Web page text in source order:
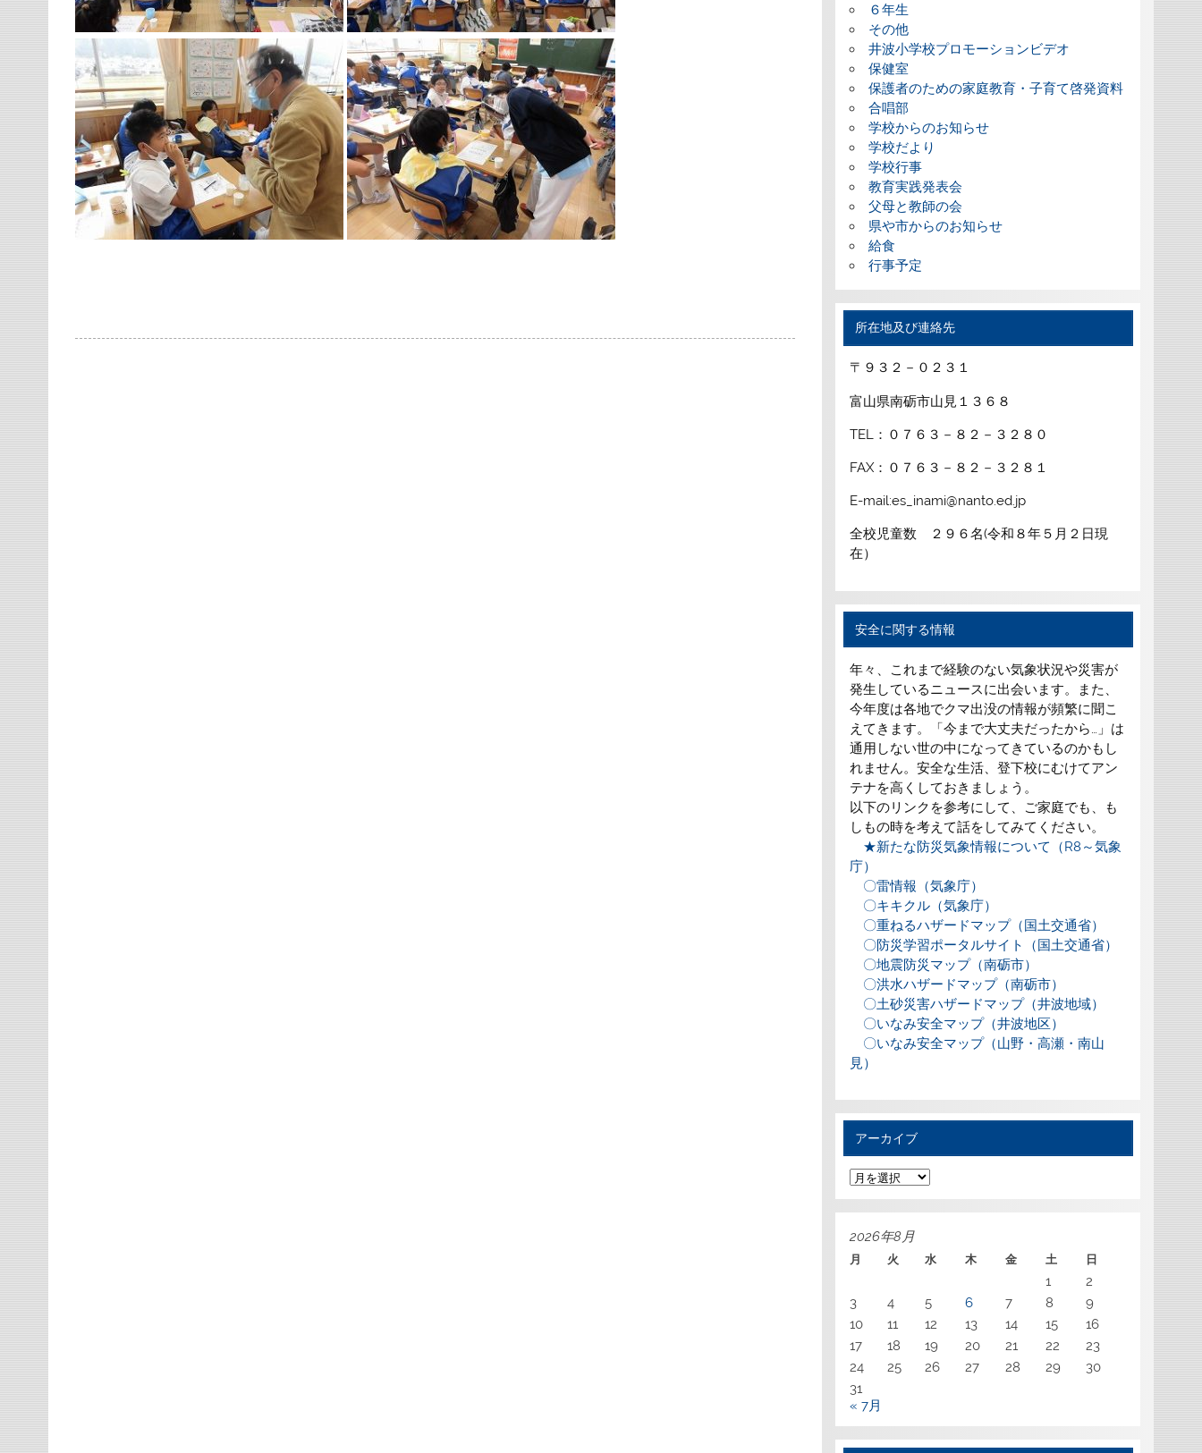
６年生
その他
井波小学校プロモーションビデオ
保健室
保護者のための家庭教育・子育て啓発資料
合唱部
学校からのお知らせ
学校だより
学校行事
教育実践発表会
父母と教師の会
県や市からのお知らせ
給食
行事予定
所在地及び連絡先
〒９３２－０２３１
富山県南砺市山見１３６８
TEL：０７６３－８２－３２８０
FAX：０７６３－８２－３２８１
E-mail:es_inami@nanto.ed.jp
全校児童数 ２９６名(令和８年５月２日現
在）
安全に関する情報
年々、これまで経験のない気象状況や災害が
発生しているニュースに出会います。また、
今年度は各地でクマ出没の情報が頻繁に聞こ
えてきます。「今まで大丈夫だったから…」は
通用しない世の中になってきているのかもし
れません。安全な生活、登下校にむけてアン
テナを高くしておきましょう。
以下のリンクを参考にして、ご家庭でも、も
しもの時を考えて話をしてみてください。
★新たな防災気象情報について（R8～気象
庁）
〇雷情報（気象庁）
〇キキクル（気象庁）
〇重ねるハザードマップ（国土交通省）
〇防災学習ポータルサイト（国土交通省）
〇地震防災マップ（南砺市）
〇洪水ハザードマップ（南砺市）
〇土砂災害ハザードマップ（井波地域）
〇いなみ安全マップ（井波地区）
〇いなみ安全マップ（山野・高瀬・南山
見）
アーカイブ
ア
ー
カ
イ
2026年8月
月 火 水 木 金 土 日
1
2
3
4 5 6 7 8
9
10
11 12 13 14 15
16
17
18 19 20 21 22
23
24
25 26 27 28 29
30
31
« 7月